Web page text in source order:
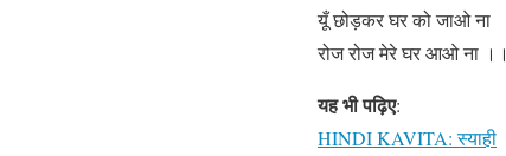
यूँ छोड़कर घर को जाओ ना
रोज रोज मेरे घर आओ ना ।।
यह भी पढ़िए:
HINDI KAVITA: स्याही